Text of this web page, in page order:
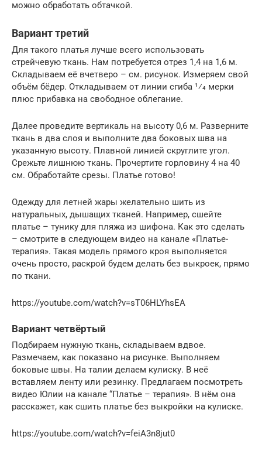
можно обработать обтачкой.
Вариант третий
Для такого платья лучше всего использовать
стрейчевую ткань. Нам потребуется отрез 1,4 на 1,6 м.
Складываем её вчетверо – см. рисунок. Измеряем свой
объём бёдер. Откладываем от линии сгиба 1⁄4 мерки
плюс прибавка на свободное облегание.
Далее проведите вертикаль на высоту 0,6 м. Разверните
ткань в два слоя и выполните два боковых шва на
указанную высоту. Плавной линией скруглите угол.
Срежьте лишнюю ткань. Прочертите горловину 4 на 40
см. Обработайте срезы. Платье готово!
Одежду для летней жары желательно шить из
натуральных, дышащих тканей. Например, сшейте
платье – тунику для пляжа из шифона. Как это сделать
– смотрите в следующем видео на канале «Платье-
терапия». Такая модель прямого кроя выполняется
очень просто, раскрой будем делать без выкроек, прямо
по ткани.
https://youtube.com/watch?v=sT06HLYhsEA
Вариант четвёртый
Подбираем нужную ткань, складываем вдвое.
Размечаем, как показано на рисунке. Выполняем
боковые швы. На талии делаем кулиску. В неё
вставляем ленту или резинку. Предлагаем посмотреть
видео Юлии на канале “Платье – терапия». В нём она
расскажет, как сшить платье без выкройки на кулиске.
https://youtube.com/watch?v=feiA3n8jut0